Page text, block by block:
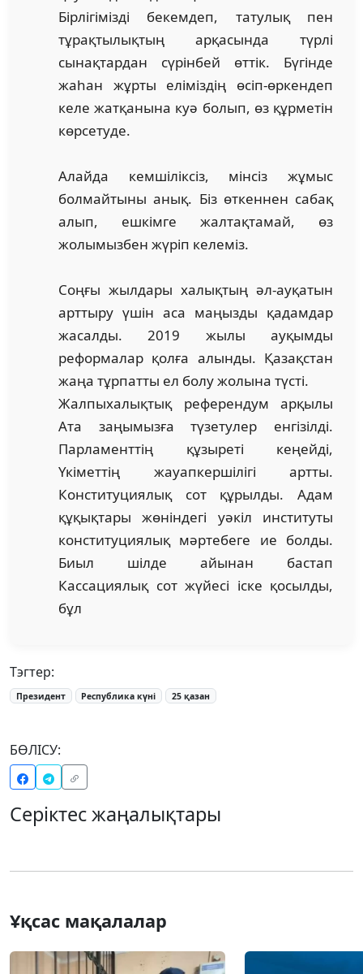
Бірлігімізді бекемдеп, татулық пен
тұрақтылықтың арқасында түрлі
сынақтардан сүрінбей өттік. Бүгінде
жаһан жұрты еліміздің өсіп-өркендеп
келе жатқанына куә болып, өз құрметін
көрсетуде.
Алайда кемшіліксіз, мінсіз жұмыс
болмайтыны анық. Біз өткеннен сабақ
алып, ешкімге жалтақтамай, өз
жолымызбен жүріп келеміз.
Соңғы жылдары халықтың әл-ауқатын
арттыру үшін аса маңызды қадамдар
жасалды. 2019 жылы ауқымды
реформалар қолға алынды. Қазақстан
жаңа тұрпатты ел болу жолына түсті.
Жалпыхалықтық референдум арқылы
Ата заңымызға түзетулер енгізілді.
Парламенттің құзыреті кеңейді,
Үкіметтің жауапкершілігі артты.
Конституциялық сот құрылды. Адам
құқықтары жөніндегі уәкіл институты
конституциялық мәртебеге ие болды.
Биыл шілде айынан бастап
Кассациялық сот жүйесі іске қосылды,
бұл
Тэгтер:
Президент Республика күні 25 қазан
БӨЛІСУ:
Серіктес жаңалықтары
Ұқсас мақалалар